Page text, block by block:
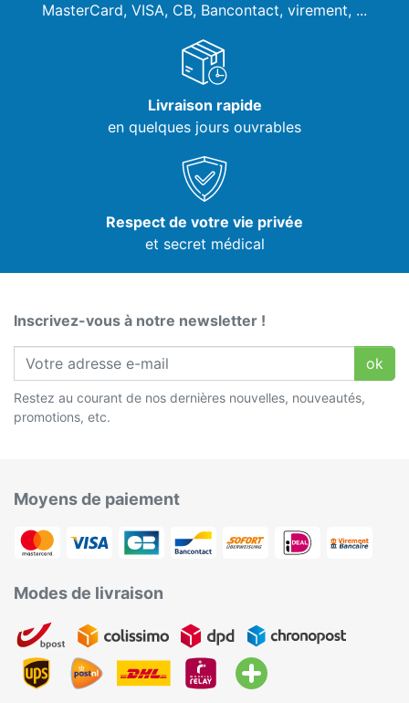
MasterCard, VISA, CB, Bancontact, virement, ...
Livraison rapide
en quelques jours ouvrables
Respect de votre vie privée
et secret médical
Inscrivez-vous à notre newsletter !
ok
Restez au courant de nos dernières nouvelles, nouveautés,
promotions, etc.
Moyens de paiement
Modes de livraison